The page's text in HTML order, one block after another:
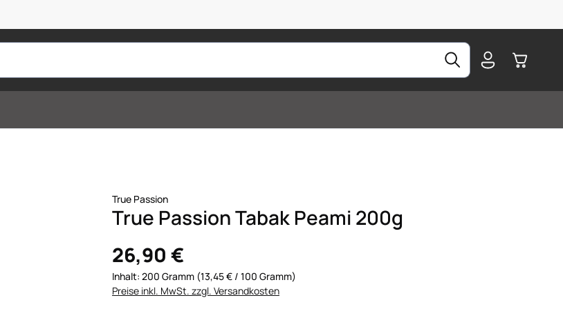
True Passion
True Passion Tabak Peami 200g
26,90 €
Inhalt: 200 Gramm (13,45 € / 100 Gramm)
Preise inkl. MwSt. zzgl. Versandkosten